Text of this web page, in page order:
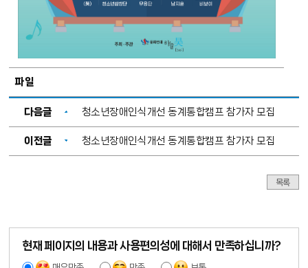
파일
다음글 청소년장애인식개선 동계통합캠프 참가자 모집
이전글 청소년장애인식개선 동계통합캠프 참가자 모집
목록
현재 페이지의 내용과 사용편의성에 대해서 만족하십니까?